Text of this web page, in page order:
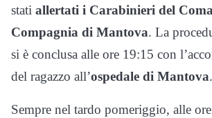
stati allertati i Carabinieri del
Compagnia di Mantova. La
si è conclusa alle ore 19:15 con
del ragazzo all’ospedale di Mantova.
Sempre nel tardo pomeriggio, alle